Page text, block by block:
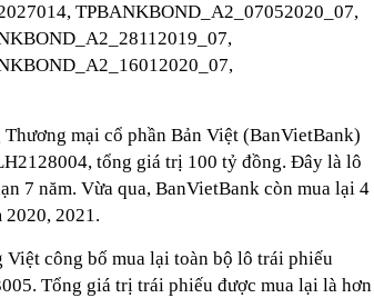
TPBANKBOND_A2_07052020_07,
mại cổ phần Bản Việt (BanVietBank)
tổng giá trị 100 tỷ đồng. Đây là lô
7 năm. Vừa qua, BanVietBank còn mua lại 4
2020, 2021.
Việt công bố mua lại toàn bộ lô trái phiếu
Tổng giá trị trái phiếu được mua lại là hơn